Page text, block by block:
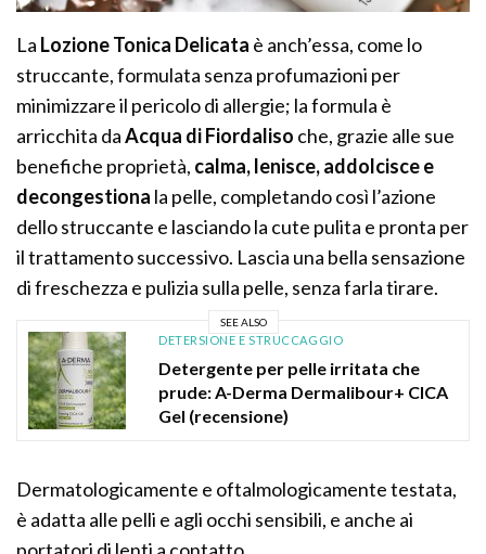
La Lozione Tonica Delicata è anch’essa, come lo
struccante, formulata senza profumazioni per
minimizzare il pericolo di allergie; la formula è
arricchita daAcqua di Fiordaliso che, grazie alle sue
benefiche proprietà, calma, lenisce, addolcisce e
decongestiona la pelle, completando così l’azione
dello struccante e lasciando la cute pulita e pronta per
il trattamento successivo. Lascia una bella sensazione
di freschezza e pulizia sulla pelle, senza farla tirare.
SEE ALSO
DETERSIONE E STRUCCAGGIO
Detergente per pelle irritata che
prude: A-Derma Dermalibour+ CICA
Gel (recensione)
Dermatologicamente e oftalmologicamente testata,
è adatta alle pelli e agli occhi sensibili, e anche ai